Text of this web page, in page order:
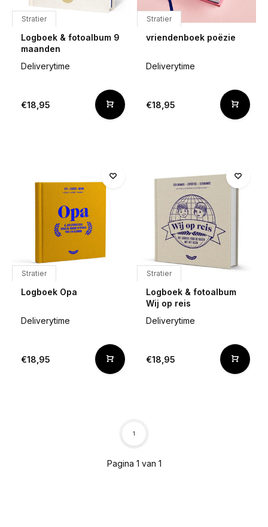
Stratier
Logboek & fotoalbum 9
maanden
Deliverytime
€18,95
Stratier
vriendenboek poëzie
Deliverytime
€18,95
Stratier
Logboek Opa
Deliverytime
€18,95
Stratier
Logboek & fotoalbum
Wij op reis
Deliverytime
€18,95
Pagina 1 van 1
1